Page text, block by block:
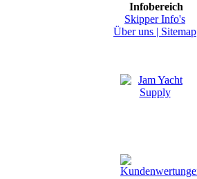
Infobereich
Skipper Info's
Über uns | Sitemap